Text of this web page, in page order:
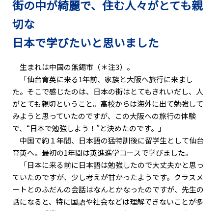
街の中が綺麗で、住む人々がとても親
切な
日本で学びたいと思いました
生まれは中国の無錫市（＊注3）。
「仙台育英に来る1年前、家族と大阪へ旅行に来まし
た。そこで感じたのは、日本の街はとてもきれいだし、人
がとても親切ということ。高校からは海外に出て勉強して
みようと思っていたのですが、この大阪への旅行の体験
で、“日本で勉強しよう！”と決めたのです。」
中国で約１年間、日本語の猛特訓後に留学生として仙台
育英へ。最初の1年間は英進進学コースで学びました。
「日本に来る前に日本語は勉強したので大丈夫かと思っ
ていたのですが、少し考えが甘かったようです。クラスメ
ートとのふだんの会話はなんとかなったのですが、先生の
話になると、特に国語や社会などは理解できないことが多